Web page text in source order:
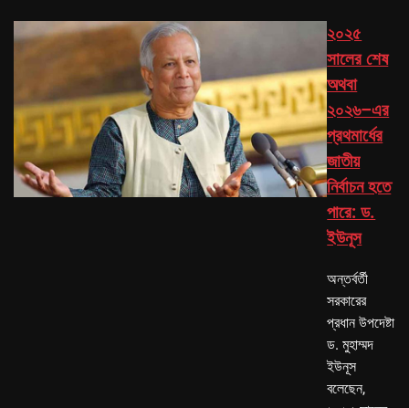
২০২৫
সালের শেষ
অথবা
২০২৬–এর
প্রথমার্ধের
জাতীয়
নির্বাচন হতে
পারে: ড.
ইউনূস
অন্তর্বর্তী
সরকারের
প্রধান উপদেষ্টা
ড. মুহাম্মদ
ইউনূস
বলেছেন,